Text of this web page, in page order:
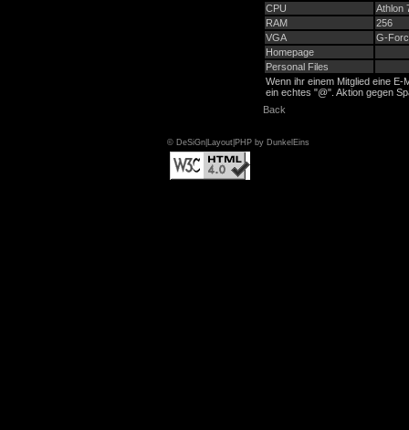
CPU
Athlon
RAM
256
VGA
G-
Homepage
Personal Files
Wenn ihr einem Mitglied eine
ein echtes "@". Aktion gegen
Back
© DeSiGn|Layout|PHP by DunkelEins